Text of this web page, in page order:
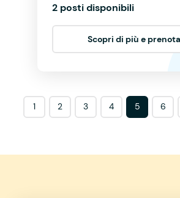
2 posti disponibili
Scopri di più e
1 2 3 4 5 6